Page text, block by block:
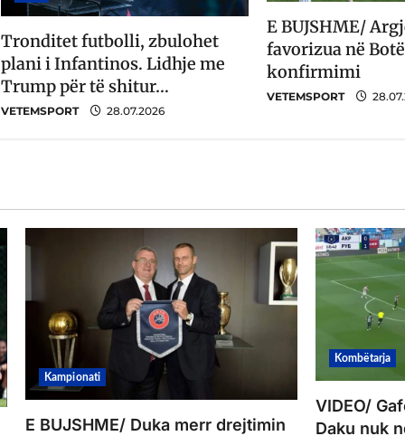
Tronditet futbolli, zbulohet
plani i Infantinos. Lidhje me
Trump për të shitur…
VETEMSPORT 28.07.2026
E BUJSHME/
favorizua në
konfirmimi
VETEMSPORT
Kampionati
E BUJSHME/ Duka merr drejtimin
Kombëtarja
VIDEO/
Daku nuk